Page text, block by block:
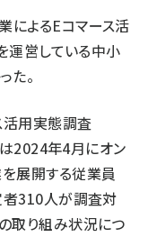
によるEコマース活
運営している中小
た。
活用実態調査
2024年4月にオン
展開する従業員
310人が調査対
取り組み状況につ
参